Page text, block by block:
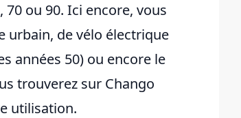
70 ou 90. Ici encore, vous
urbain, de vélo électrique
années 50) ou encore le
trouverez sur Chango
utilisation.